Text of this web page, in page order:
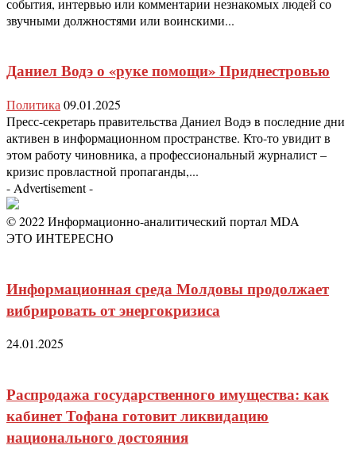
звучными должностями или воинскими...
Даниел Водэ о «руке помощи» Приднестровью
Политика 09.01.2025
Пресс-секретарь правительства Даниел Водэ в последние дни
активен в информационном пространстве. Кто-то увидит в
этом работу чиновника, а профессиональный журналист –
кризис провластной пропаганды,...
- Advertisement -
© 2022 Информационно-аналитический портал MDA
ЭТО ИНТЕРЕСНО
Информационная среда Молдовы продолжает
вибрировать от энергокризиса
24.01.2025
Распродажа государственного имущества: как
кабинет Тофана готовит ликвидацию
национального достояния